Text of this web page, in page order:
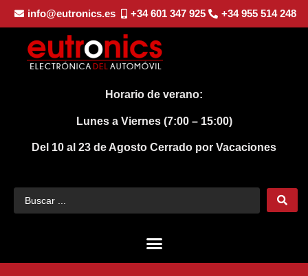
info@eutronics.es +34 601 347 925 +34 955 514 248
Horario de verano:
Lunes a Viernes (7:00 – 15:00)
Del 10 al 23 de Agosto Cerrado por Vacaciones